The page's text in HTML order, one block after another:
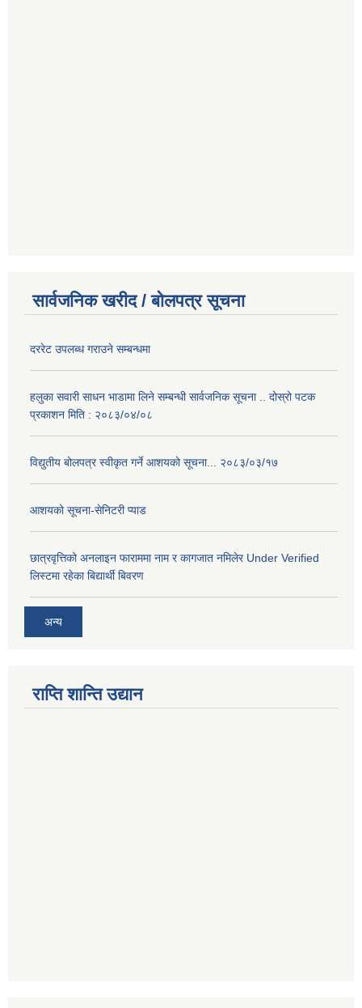
सार्वजनिक खरीद / बोलपत्र सूचना
दररेट उपलब्ध गराउने सम्बन्धमा
हलुका सवारी साधन भाडामा लिने सम्बन्धी सार्वजनिक सूचना .. दोस्रो पटक
प्रकाशन मिति : २०८३/०४/०८
विद्युतीय बोलपत्र स्वीकृत गर्ने आशयको सूचना... २०८३/०३/१७
आशयको सूचना-सेनिटरी प्याड
छात्रवृत्तिको अनलाइन फाराममा नाम र कागजात नमिलेर Under Verified
लिस्टमा रहेका बिद्यार्थी बिवरण
अन्य
राप्ति शान्ति उद्यान